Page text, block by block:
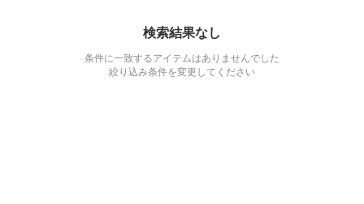
検索結果なし
条件に一致するアイテムはありませんでした
絞り込み条件を変更してください